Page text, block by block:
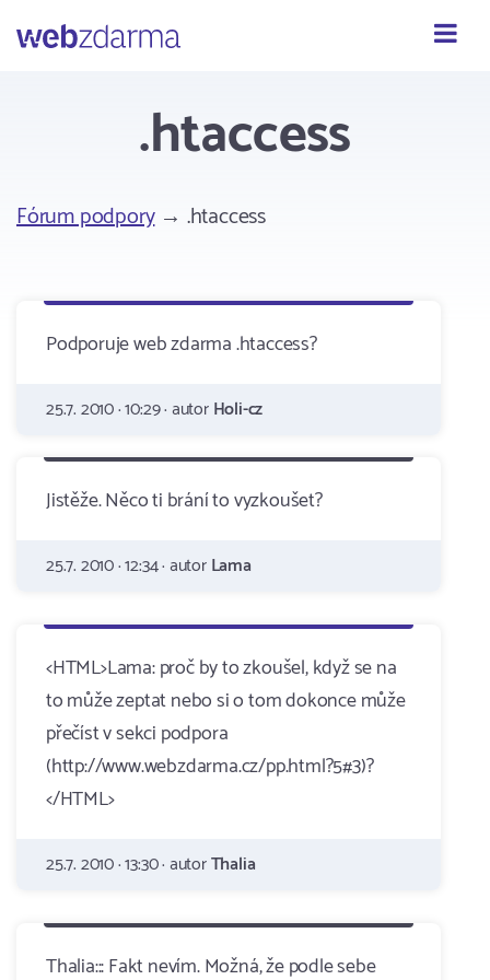
Webzdarma
.htaccess
Fórum podpory→ .htaccess
Podporuje web zdarma .htaccess?
25.7. 2010 · 10:29 · autorHoli-cz
Jistěže. Něco ti brání to vyzkoušet?
25.7. 2010 · 12:34 · autorLama
<HTML>Lama: proč by to zkoušel, když se na
to může zeptat nebo si o tom dokonce může
přečíst v sekci podpora
(http://www.webzdarma.cz/pp.html?5#3)?
</HTML>
25.7. 2010 · 13:30 · autorThalia
Thalia::: Fakt nevím. Možná, že podle sebe